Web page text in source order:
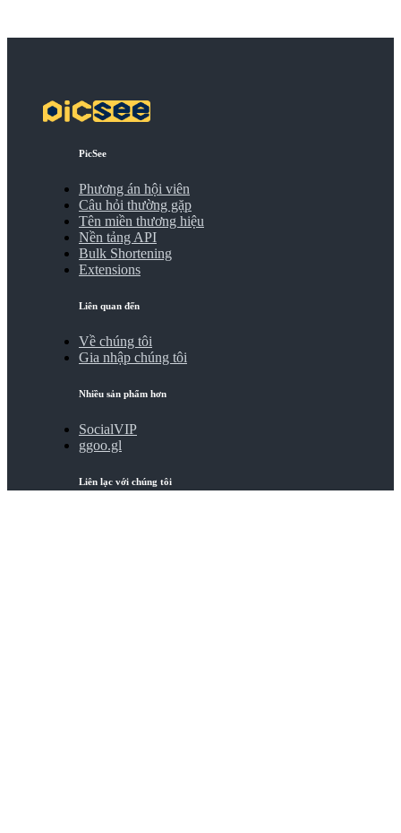
PicSee
Phương án hội viên
Câu hỏi thường gặp
Tên miền thương hiệu
Nền tảng API
Bulk Shortening
Extensions
Liên quan đến
Về chúng tôi
Gia nhập chúng tôi
Nhiều sản phẩm hơn
SocialVIP
ggoo.gl
Liên lạc với chúng tôi